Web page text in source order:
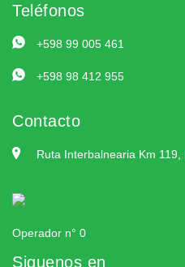
Teléfonos
+598 99 005 461
+598 98 412 955
Contacto
Ruta Interbalnearia Km
Operador n° 0
Siguenos en